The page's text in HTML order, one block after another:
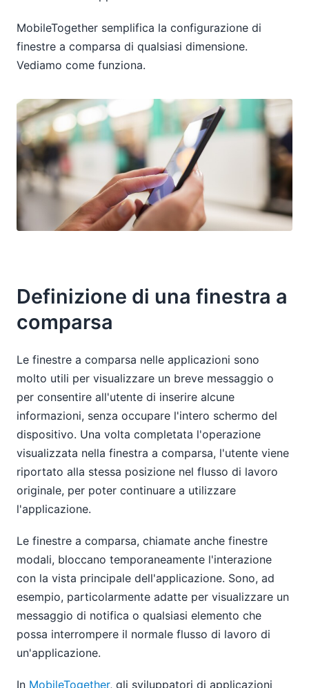
MobileTogether semplifica la configurazione di
finestre a comparsa di qualsiasi dimensione.
Vediamo come funziona.
Definizione di una finestra a
comparsa
Le finestre a comparsa nelle applicazioni sono
molto utili per visualizzare un breve messaggio o
per consentire all'utente di inserire alcune
informazioni, senza occupare l'intero schermo del
dispositivo. Una volta completata l'operazione
visualizzata nella finestra a comparsa, l'utente viene
riportato alla stessa posizione nel flusso di lavoro
originale, per poter continuare a utilizzare
l'applicazione.
Le finestre a comparsa, chiamate anche finestre
modali, bloccano temporaneamente l'interazione
con la vista principale dell'applicazione. Sono, ad
esempio, particolarmente adatte per visualizzare un
messaggio di notifica o qualsiasi elemento che
possa interrompere il normale flusso di lavoro di
un'applicazione.
In MobileTogether, gli sviluppatori di applicazioni